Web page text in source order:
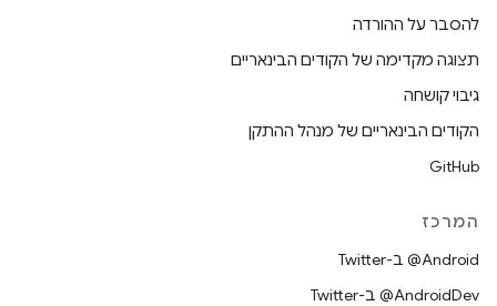
להסבר על ההורדה
תצוגה מקדימה של הקודים הבינאריים
גיבוי קושחה
הקודים הבינאריים של מנהל ההתקן
GitHub
המרכז
‎@Android ב-Twitter
‎@AndroidDev ב-Twitter